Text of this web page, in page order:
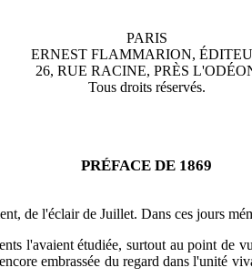
PARIS
ERNEST FLAMMARION,
26, RUE RACINE, PRÈS
Tous droits réservés.
PRÉFACE DE 1869
de l'éclair de Juillet. Dans ces jours
l'avaient étudiée, surtout au point
embrassée du regard dans l'unité